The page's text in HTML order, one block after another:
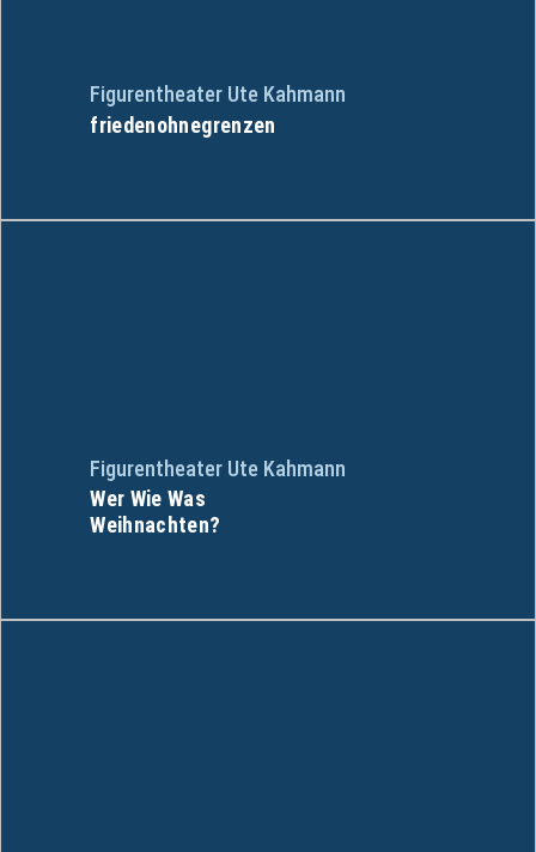
Figurentheater Ute Kahmann
friedenohnegrenzen
Figurentheater Ute Kahmann
Wer Wie Was
Weihnachten?